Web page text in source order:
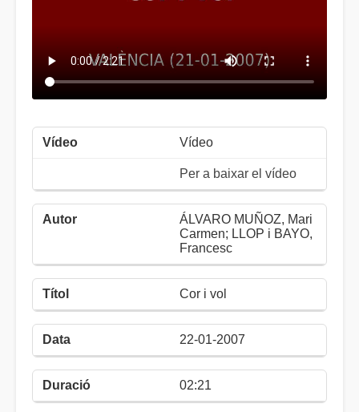
Vídeo
Per a baixar el vídeo
ÁLVARO MUÑOZ, Mari
Carmen; LLOP i BAYO,
Francesc
Cor i vol
22-01-2007
02:21